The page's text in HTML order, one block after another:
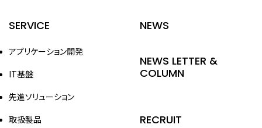
SERVICE
アプリケーション開発
IT基盤
先進ソリューション
取扱製品
NEWS
NEWS LETTER &
COLUMN
RECRUIT